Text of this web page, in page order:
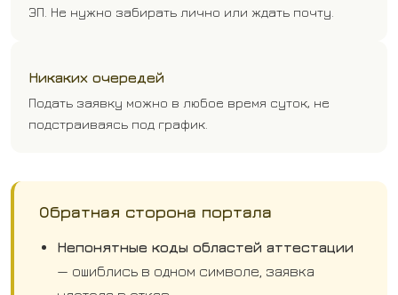
ЭП. Не нужно забирать лично или ждать почту.
Никаких очередей
Подать заявку можно в любое время суток, не
подстраиваясь под график.
Обратная сторона портала
Непонятные коды областей аттестации
— ошиблись в одном символе, заявка